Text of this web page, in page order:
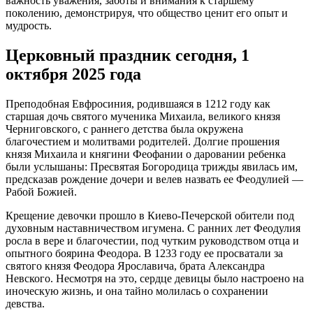
поколению, демонстрируя, что общество ценит его опыт и
мудрость.
Церковный праздник сегодня, 1
октября 2025 года
Преподобная Евфросиния, родившаяся в 1212 году как
старшая дочь святого мученика Михаила, великого князя
Черниговского, с раннего детства была окружена
благочестием и молитвами родителей. Долгие прошения
князя Михаила и княгини Феофании о даровании ребенка
были услышаны: Пресвятая Богородица трижды явилась им,
предсказав рождение дочери и велев назвать ее Феодулией —
Рабой Божией.
Крещение девочки прошло в Киево-Печерской обители под
духовным наставничеством игумена. С ранних лет Феодулия
росла в вере и благочестии, под чутким руководством отца и
опытного боярина Феодора. В 1233 году ее просватали за
святого князя Феодора Ярославича, брата Александра
Невского. Несмотря на это, сердце девицы было настроено на
иноческую жизнь, и она тайно молилась о сохранении
девства.